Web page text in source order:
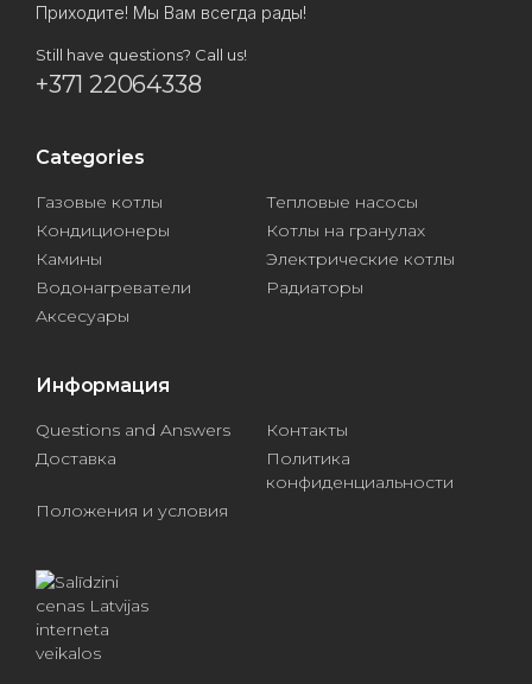
Приходите! Мы Вам всегда рады!
Still have questions? Call us!
+371 22064338
Categories
Газовые котлы
Тепловые насосы
Кондиционеры
Котлы на гранулах
Камины
Электрические котлы
Водонагреватели
Радиаторы
Аксесуары
Информация
Questions and Answers
Контакты
Доставка
Политика
конфиденциальности
Положения и условия